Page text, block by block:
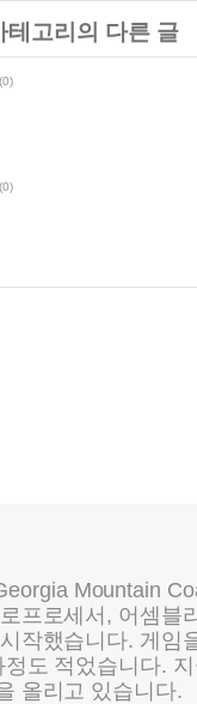
테고리의 다른 글
(0)
(0)
Mountain
프로세서, 어셈블
작했습니다. 게임
도 적었습니다.
올리고 있습니다.